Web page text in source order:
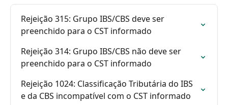
Rejeição 315: Grupo IBS/CBS deve ser
preenchido para o CST informado
Rejeição 314: Grupo IBS/CBS não deve ser
preenchido para o CST informado
Rejeição 1024: Classificação Tributária do IBS
e da CBS incompatível com o CST informado